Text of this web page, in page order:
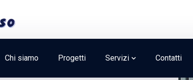
Chi siamo Progetti Servizi Contatti